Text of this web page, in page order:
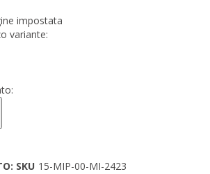
variante:
SKU 15-MIP-00-MI-2423